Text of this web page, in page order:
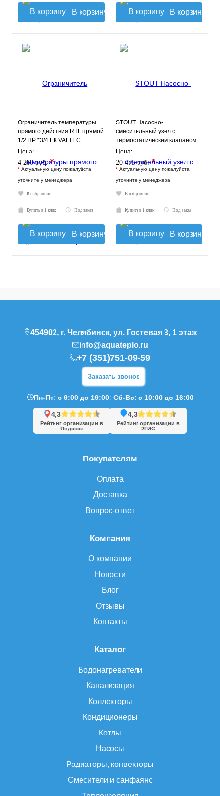
В корзину В корзину
Ограничитель температуры
прямого действия RTL прямой
1/2 НР *3/4 ЕК VALTEC
Цена:
4 280 руб.*
* Актуальную цену пожалуйста
уточните у менеджера
В избранное
Купить в 1 клик Под заказ
В корзину
STOUT Насосно-
смесительный узел с
термостатическим клапаном
30-60°C, без насоса
Цена:
20 475 руб.*
* Актуальную цену пожалуйста
уточните у менеджера
В избранное
Купить в 1 клик Под заказ
В корзину
Каталог
Водонагреватели
Канализация
Коллекторы
Кондиционеры
Котлы
Насосы
Радиаторы, конвекторы
Смесители и санфаянс
Компания
О компании
Новости
Блог
Отзывы
Контакты
Покупателям
Оплата
Доставка
Вопрос-ответ
454902, г. Челябинск, ул. Гостевая 3, 1 этаж
info@aquateplo.ru
+7 (351)751-09-59
Заказать звонок
Пн-Пт: с 9:00 до 19:00; Сб-Вс: с 10:00 до 16:00
4,3
Рейтинг организации в
Яндексе
4,3
Рейтинг организации в
2ГИС